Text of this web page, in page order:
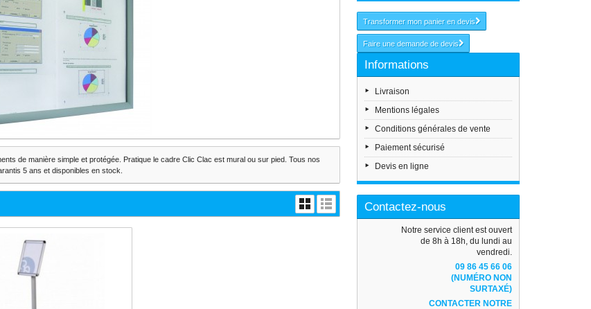
de manière simple et protégée. Pratique le cadre Clic Clac est mural ou sur pied. Tous nos
5 ans et disponibles en stock.
Transformer mon panier en devis
Faire une demande de devis
Informations
Livraison
Mentions légales
Conditions générales de vente
Paiement sécurisé
Devis en ligne
Contactez-nous
Notre service client est ouvert
de 8h à 18h, du lundi au
vendredi.
09 86 45 66 06
(NUMÉRO NON
SURTAXÉ)
CONTACTER NOTRE